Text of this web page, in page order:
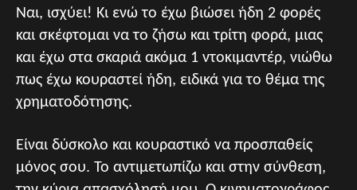
Ναι, ισχύει! Κι ενώ το έχω βιώσει ήδη 2 φορές
και σκέφτομαι να το ζήσω και τρίτη φορά, μιας
και έχω στα σκαριά ακόμα 1 ντοκιμαντέρ, νιώθω
πως έχω κουραστεί ήδη, ειδικά για το θέμα της
χρηματοδότησης.
Είναι δύσκολο και κουραστικό να προσπαθείς
μόνος σου. Το αντιμετωπίζω και στην σύνθεση,